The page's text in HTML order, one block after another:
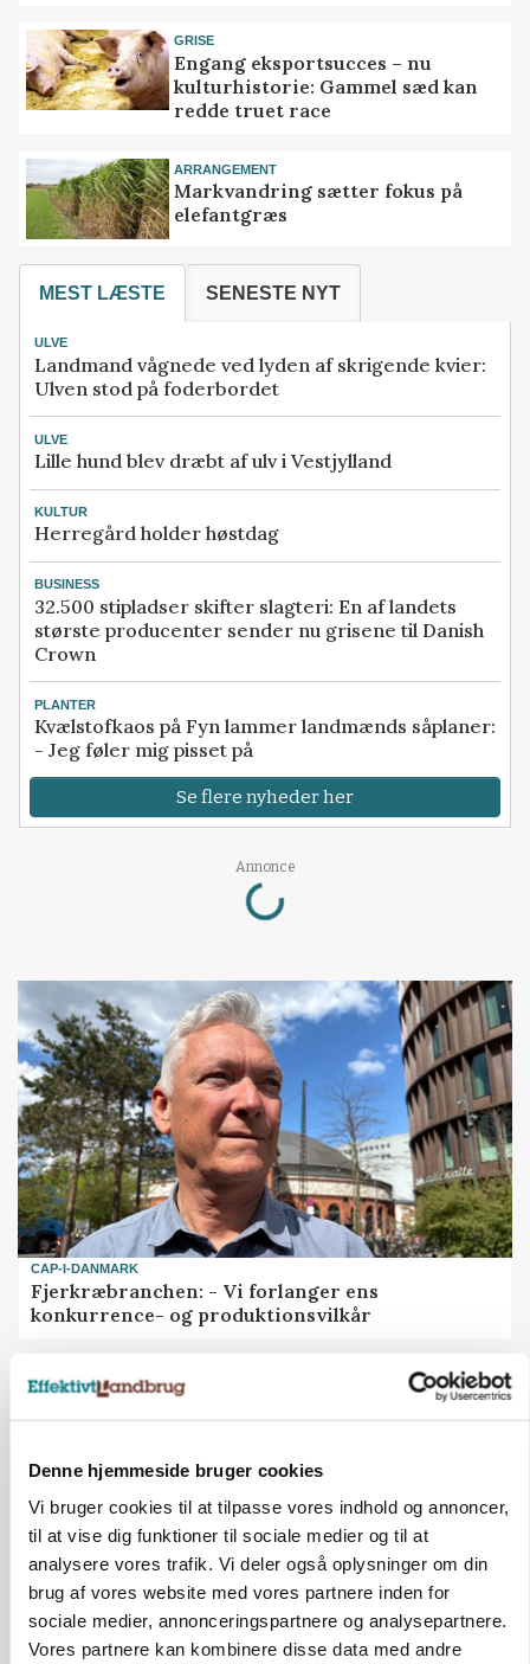
Denne hjemmeside bruger cookies
Vi bruger cookies til at tilpasse vores indhold og annoncer,
til at vise dig funktioner til sociale medier og til at
analysere vores trafik. Vi deler også oplysninger om din
brug af vores website med vores partnere inden for
sociale medier, annonceringspartnere og analysepartnere.
Vores partnere kan kombinere disse data med andre
GRISE
Engang eksportsucces – nu
kulturhistorie: Gammel sæd kan
redde truet race
ARRANGEMENT
Markvandring sætter fokus på
elefantgræs
MEST LÆSTE SENESTE NYT
ULVE
Landmand vågnede ved lyden af skrigende kvier:
Ulven stod på foderbordet
ULVE
Lille hund blev dræbt af ulv i Vestjylland
KULTUR
Herregård holder høstdag
BUSINESS
32.500 stipladser skifter slagteri: En af landets
største producenter sender nu grisene til Danish
Crown
PLANTER
Kvælstofkaos på Fyn lammer landmænds såplaner:
- Jeg føler mig pisset på
Se flere nyheder her
Annonce
Loading...
CAP-I-DANMARK
Fjerkræbranchen: - Vi forlanger ens
konkurrence- og produktionsvilkår